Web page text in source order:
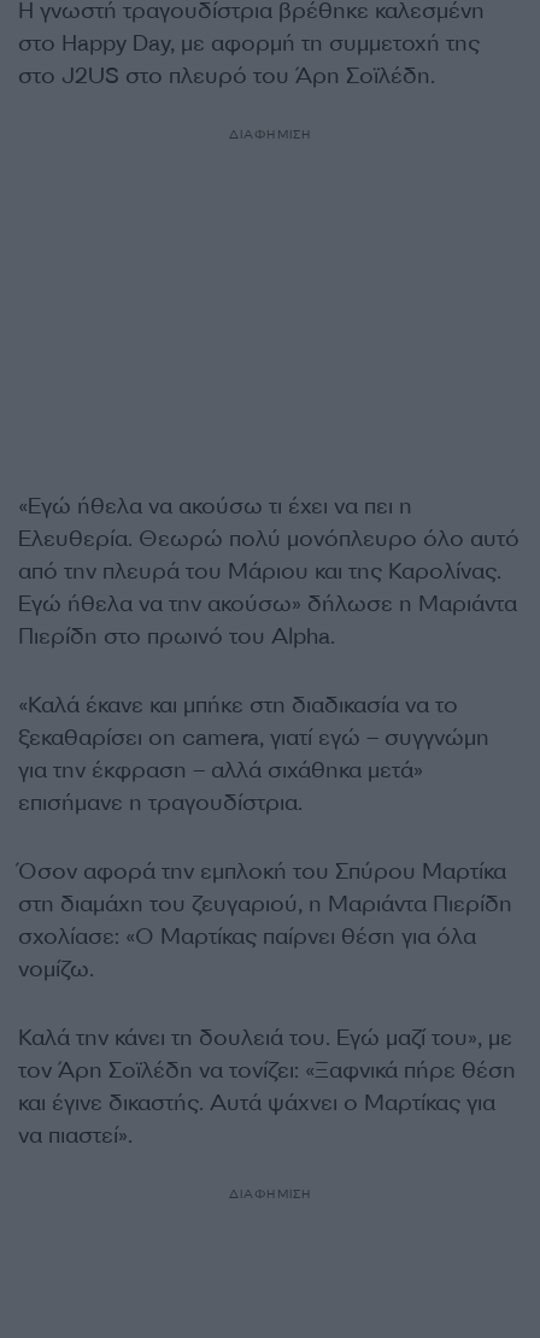
Η γνωστή τραγουδίστρια βρέθηκε καλεσμένη
στο Happy Day, με αφορμή τη συμμετοχή της
στο J2US στο πλευρό του Άρη Σοϊλέδη.
ΔΙΑΦΗΜΙΣΗ
«Εγώ ήθελα να ακούσω τι έχει να πει η
Ελευθερία. Θεωρώ πολύ μονόπλευρο όλο αυτό
από την πλευρά του Μάριου και της Καρολίνας.
Εγώ ήθελα να την ακούσω» δήλωσε η Μαριάντα
Πιερίδη στο πρωινό του Alpha.
«Καλά έκανε και μπήκε στη διαδικασία να το
ξεκαθαρίσει on camera, γιατί εγώ – συγγνώμη
για την έκφραση – αλλά σιχάθηκα μετά»
επισήμανε η τραγουδίστρια.
Όσον αφορά την εμπλοκή του Σπύρου Μαρτίκα
στη διαμάχη του ζευγαριού, η Μαριάντα Πιερίδη
σχολίασε: «Ο Μαρτίκας παίρνει θέση για όλα
νομίζω.
Καλά την κάνει τη δουλειά του. Εγώ μαζί του», με
τον Άρη Σοϊλέδη να τονίζει: «Ξαφνικά πήρε θέση
και έγινε δικαστής. Αυτά ψάχνει ο Μαρτίκας για
να πιαστεί».
ΔΙΑΦΗΜΙΣΗ